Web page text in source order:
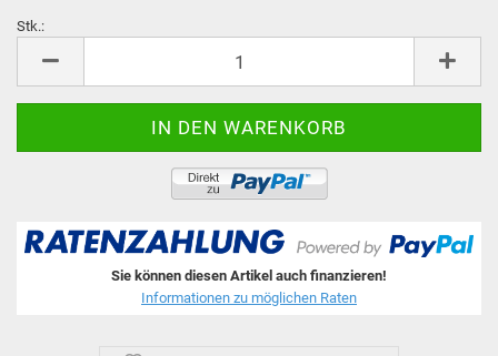
Stk.:
Sie können diesen Artikel auch finanzieren!
Informationen zu möglichen Raten